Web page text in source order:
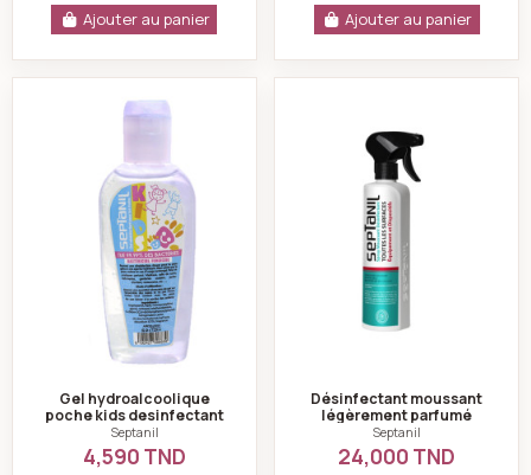
Ajouter au panier Ajouter au panier
Gel hydroalcoolique poche kids desinfectant pour les
Gel hydroalcoolique
poche kids desinfectant
pour les mains 125ml-
septanil
Septanil
4,590 TND
Désinfectant moussant
légèrement parfumé
septanil
Septanil
24,000 TND